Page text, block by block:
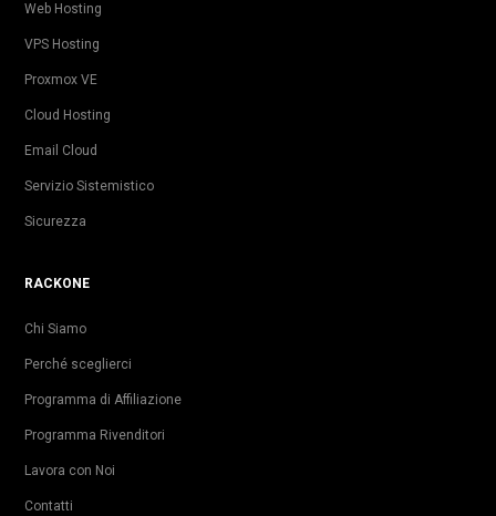
Web Hosting
VPS Hosting
Proxmox VE
Cloud Hosting
Email Cloud
Servizio Sistemistico
Sicurezza
RACKONE
Chi Siamo
Perché sceglierci
Programma di Affiliazione
Programma Rivenditori
Lavora con Noi
Contatti